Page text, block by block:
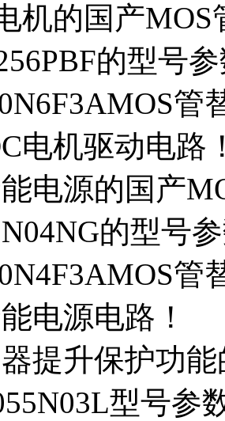
机的国产MOS
的型号
管
电机驱动电路
电源的国产
的型号
管
电源电路！
提升保护功
型号参